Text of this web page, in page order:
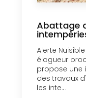
Abattage
Alerte
élagueur
propose une
des travaux
les inte...